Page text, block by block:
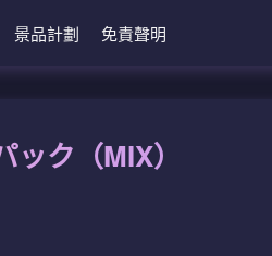
景品計劃 免責聲明
ク（MIX）